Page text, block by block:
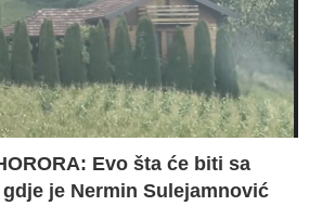
Evo šta će biti sa
je Nermin Sulejamnović